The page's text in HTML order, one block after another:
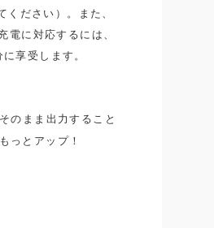
ださい）。また、
に対応するには、
享受します。
のまま出力すること
っとアップ！